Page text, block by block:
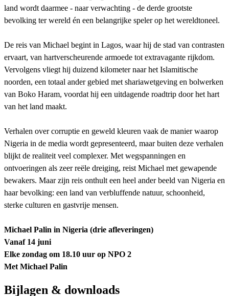
land wordt daarmee - naar verwachting - de derde grootste
bevolking ter wereld én een belangrijke speler op het wereldtoneel.
De reis van Michael begint in Lagos, waar hij de stad van contrasten
ervaart, van hartverscheurende armoede tot extravagante rijkdom.
Vervolgens vliegt hij duizend kilometer naar het Islamitische
noorden, een totaal ander gebied met shariawetgeving en bolwerken
van Boko Haram, voordat hij een uitdagende roadtrip door het hart
van het land maakt.
Verhalen over corruptie en geweld kleuren vaak de manier waarop
Nigeria in de media wordt gepresenteerd, maar buiten deze verhalen
blijkt de realiteit veel complexer. Met wegspanningen en
ontvoeringen als zeer reële dreiging, reist Michael met gewapende
bewakers. Maar zijn reis onthult een heel ander beeld van Nigeria en
haar bevolking: een land van verbluffende natuur, schoonheid,
sterke culturen en gastvrije mensen.
Michael Palin in Nigeria (drie afleveringen)
Vanaf 14 juni
Elke zondag om 18.10 uur op NPO 2
Met Michael Palin
Bijlagen & downloads